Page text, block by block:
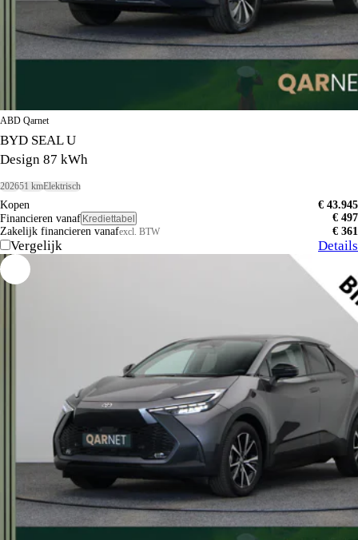
ABD Qarnet
BYD SEAL U
Design 87 kWh
202651 kmElektrisch
Kopen
€ 43.945
Financieren vanaf Krediettabel
€ 497
Zakelijk financieren vanafexcl. BTW € 361
Vergelijk Details